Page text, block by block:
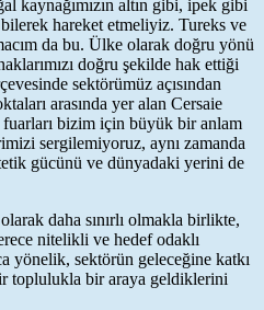
kaynağımızın altın gibi, ipek gibi
hareket etmeliyiz. Tureks ve
da bu. Ülke olarak doğru yönü
doğru şekilde hak ettiği
sektörümüz açısından
arasında yer alan Cersaie
bizim için büyük bir anlam
sergilemiyoruz, aynı zamanda
gücünü ve dünyadaki yerini de
daha sınırlı olmakla birlikte,
nitelikli ve hedef odaklı
yönelik, sektörün geleceğine katkı
toplulukla bir araya geldiklerini